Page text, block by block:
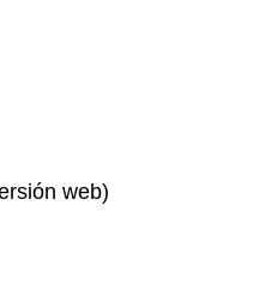
web)